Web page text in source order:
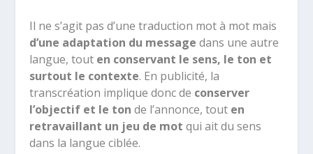
Il ne s’agit pas d’une traduction mot à mot mais
d’une adaptation du message dans une autre
langue, tout en conservant le sens, le ton et
surtout le contexte. En publicité, la
transcréation implique donc de conserver
l’objectif et le ton de l’annonce, tout en
retravaillant un jeu de mot qui ait du sens
dans la langue ciblée.